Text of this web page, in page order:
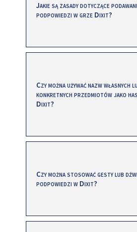
Jakie są zasady dotyczące
podpowiedzi w grze Dixit?
Czy można używać nazw własnych
konkretnych przedmiotów jako
Dixit?
Czy można stosować gesty lub
podpowiedzi w Dixit?